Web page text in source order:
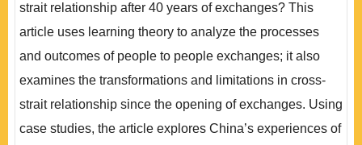
strait relationship after 40 years of exchanges? This
article uses learning theory to analyze the processes
and outcomes of people to people exchanges; it also
examines the transformations and limitations in cross-
strait relationship since the opening of exchanges. Using
case studies, the article explores China’s experiences of